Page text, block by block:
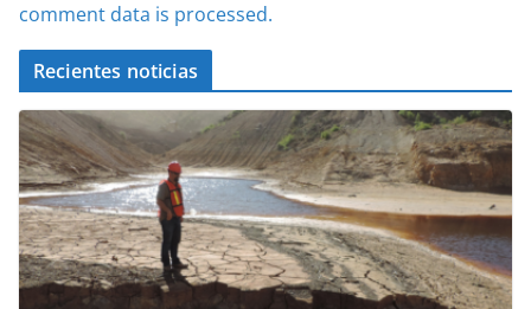
comment data is processed.
Recientes noticias